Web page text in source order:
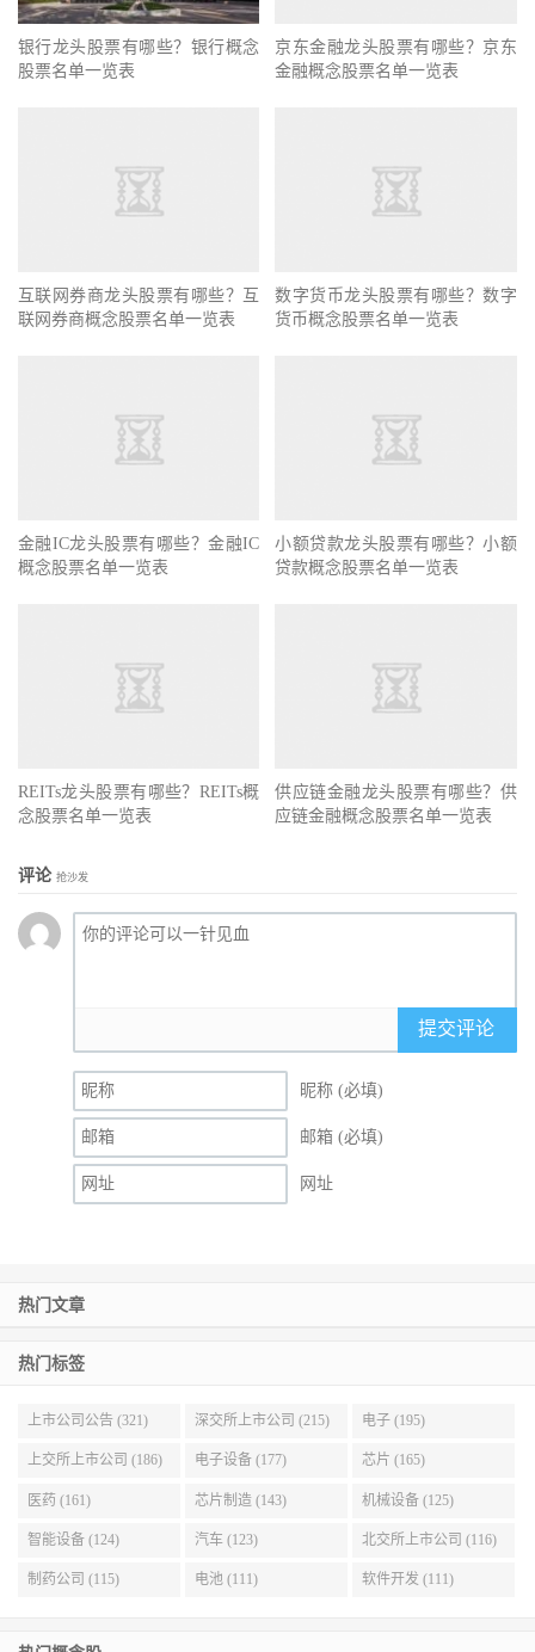
银行龙头股票有哪些？银行概念
股票名单一览表
京东金融龙头股票有哪些？京东
金融概念股票名单一览表
互联网券商龙头股票有哪些？互
联网券商概念股票名单一览表
数字货币龙头股票有哪些？数字
货币概念股票名单一览表
金融IC龙头股票有哪些？金融IC
概念股票名单一览表
小额贷款龙头股票有哪些？小额
贷款概念股票名单一览表
REITs龙头股票有哪些？REITs概
念股票名单一览表
供应链金融龙头股票有哪些？供
应链金融概念股票名单一览表
评论 抢沙发
提交评论
昵称 (必填)
邮箱 (必填)
网址
热门文章
热门标签
上市公司公告 (321) 深交所上市公司 (215) 电子 (195)
上交所上市公司 (186) 电子设备 (177) 芯片 (165)
医药 (161) 芯片制造 (143) 机械设备 (125)
智能设备 (124) 汽车 (123) 北交所上市公司 (116)
制药公司 (115) 电池 (111) 软件开发 (111)